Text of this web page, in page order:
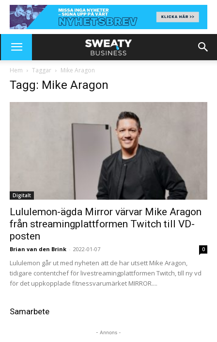
Hem Taggar Mike Aragon
Tagg: Mike Aragon
Digitalt
Lululemon-ägda Mirror värvar Mike Aragon
från streamingplattformen Twitch till VD-
posten
Brian van den Brink - 2022-01-07 0
Lululemon går ut med nyheten att de har utsett Mike Aragon,
tidigare contentchef för livestreamingplattformen Twitch, till ny vd
för det uppkopplade fitnessvarumärket MIRROR....
Samarbete
- Annons -